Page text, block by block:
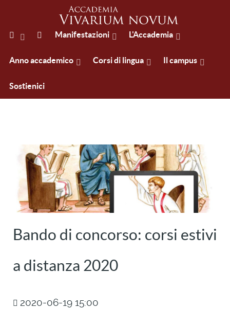
Manifestazioni L'Accademia
Anno accademico Corsi di lingua Il campus
Sostienici
Bando di concorso: corsi estivi
a distanza 2020
2020-06-19 15:00